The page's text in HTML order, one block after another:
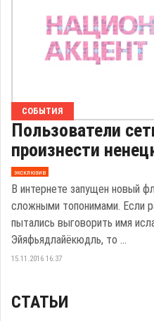
СОБЫТИЯ
Пользователи
произнести
эксклюзив
В интернете запущен новый
сложными топонимами. Если
пытались выговорить имя
Эйяфьядлайёкюдль, то ...
15.11.2016 16:37
СТАТЬИ